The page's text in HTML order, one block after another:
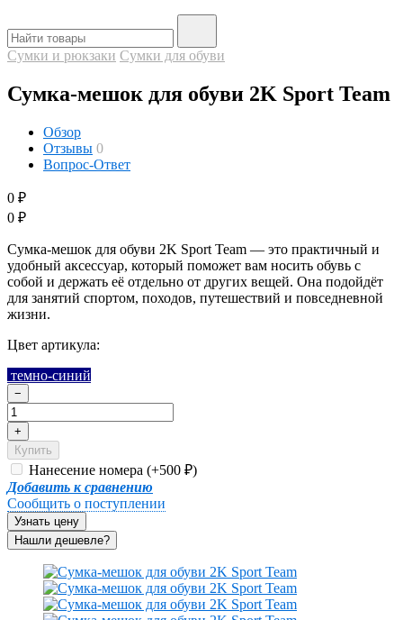
Сумки и рюкзаки Сумки для обуви
Сумка-мешок для обуви 2K Sport Team
Обзор
Отзывы 0
Вопрос-Ответ
0 ₽
0 ₽
Сумка-мешок для обуви 2K Sport Team — это практичный и
удобный аксессуар, который поможет вам носить обувь с
собой и держать её отдельно от других вещей. Она подойдёт
для занятий спортом, походов, путешествий и повседневной
жизни.
Цвет артикула:
темно-синий
−
+
Купить
Нанесение номера (+500 ₽)
Добавить к сравнению
Сообщить о поступлении
Узнать цену